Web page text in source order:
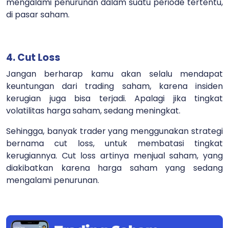
mengalami penurunan dalam suatu periode tertentu,
di pasar saham.
4. Cut Loss
Jangan berharap kamu akan selalu mendapat
keuntungan dari trading saham, karena insiden
kerugian juga bisa terjadi. Apalagi jika tingkat
volatilitas harga saham, sedang meningkat.
Sehingga, banyak trader yang menggunakan strategi
bernama cut loss, untuk membatasi tingkat
kerugiannya. Cut loss artinya menjual saham, yang
diakibatkan karena harga saham yang sedang
mengalami penurunan.